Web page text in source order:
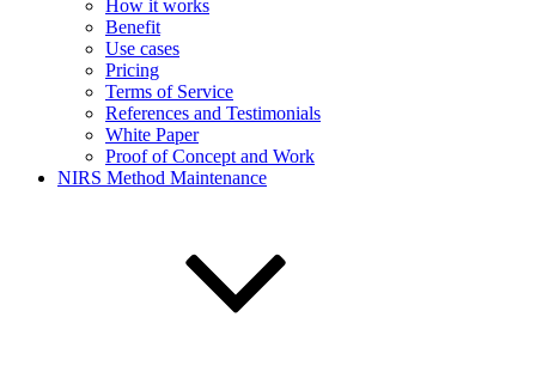
How it works
Benefit
Use cases
Pricing
Terms of Service
References and Testimonials
White Paper
Proof of Concept and Work
NIRS Method Maintenance